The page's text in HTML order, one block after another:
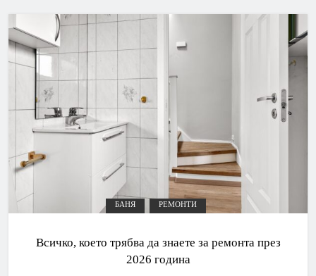
БАНЯ РЕМОНТИ
Всичко, което трябва да знаете за ремонта през
2026 година